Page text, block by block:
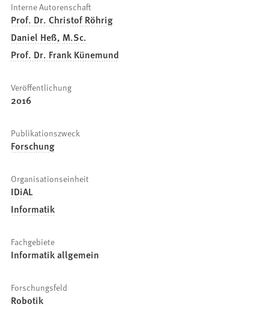
Interne Autorenschaft
Prof. Dr. Christof Röhrig
Daniel Heß, M.Sc.
Prof. Dr. Frank Künemund
Veröffentlichung
2016
Publikationszweck
Forschung
Organisationseinheit
IDiAL
Informatik
Fachgebiete
Informatik allgemein
Forschungsfeld
Robotik